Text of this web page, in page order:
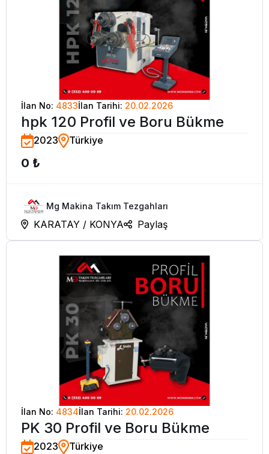
İlan No: 4833İlan Tarihi: 20.02.2026
hpk 120 Profil ve Boru Bükme
2023 Türkiye
0 ₺
Mg Makina Takım Tezgahları
KARATAY / KONYA Paylaş
İlan No: 4834İlan Tarihi: 20.02.2026
PK 30 Profil ve Boru Bükme
2023 Türkiye